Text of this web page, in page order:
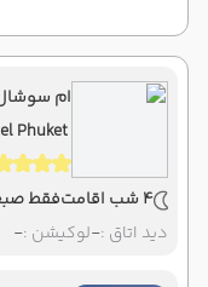
ام
Phuket
4 شب اقامت فقط
دید اتاق :-لوکیشن :-